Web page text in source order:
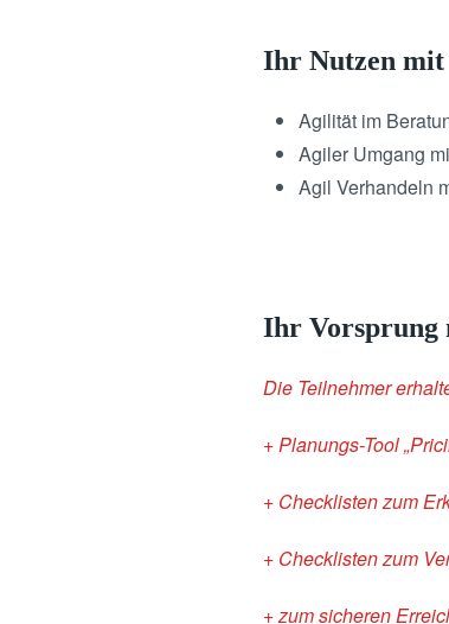
Ihr Nutzen mit
Agilität im
Agiler Umgang
Agil Verhandeln
Ihr Vorsprung
Die Teilnehmer
+ Planungs-Tool
+ Checklisten zum
+ Checklisten zum
+ zum sicheren